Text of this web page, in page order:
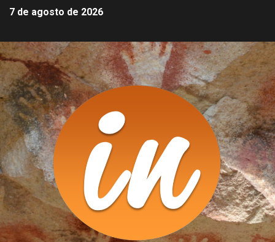
7 de agosto de 2026